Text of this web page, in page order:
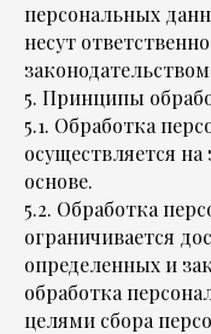
персональных
несут
5. Принципы
5.1. Обработка
осуществляется
основе.
5.2. Обработка
ограничивается
определенных и
обработка
целями сбора